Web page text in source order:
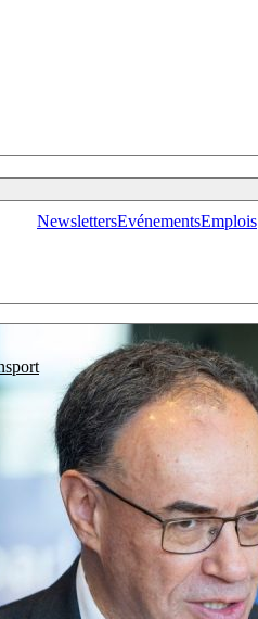
NewslettersEvénementsEmplois